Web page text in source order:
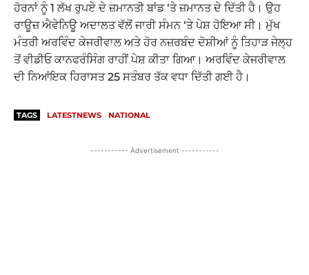
ਹੋਰਨਾਂ ਨੂੰ 1 ਲੱਖ ਰੁਪਏ ਦੇ ਜ਼ਮਾਨਤੀ ਬਾਂਡ ‘ਤੇ ਜ਼ਮਾਨਤ ਦੇ ਦਿੱਤੀ ਹੈ। ਉਹ
ਰਾਊਜ਼ ਐਵੇਨਿਊ ਅਦਾਲਤ ਵੱਲੋਂ ਜਾਰੀ ਸੰਮਨ ‘ਤੇ ਪੇਸ਼ ਹੋਇਆ ਸੀ। ਮੁੱਖ
ਮੰਤਰੀ ਅਰਵਿੰਦ ਕੇਜਰੀਵਾਲ ਅਤੇ ਹੋਰ ਨਜ਼ਰਬੰਦ ਦੋਸ਼ੀਆਂ ਨੂੰ ਤਿਹਾੜ ਜੇਲ੍ਹ
ਤੋਂ ਵੀਡੀਓ ਕਾਨਫਰੰਸਿੰਗ ਰਾਹੀਂ ਪੇਸ਼ ਕੀਤਾ ਗਿਆ। ਅਰਵਿੰਦ ਕੇਜਰੀਵਾਲ
ਦੀ ਨਿਆਂਇਕ ਹਿਰਾਸਤ 25 ਸਤੰਬਰ ਤੱਕ ਵਧਾ ਦਿੱਤੀ ਗਈ ਹੈ।
TAGS LATESTNEWS NATIONAL
----------- Advertisement -----------